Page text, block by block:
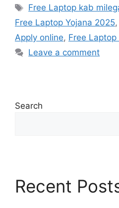
Tags
Free Laptop kab
Free Laptop Yojana 2025,
Apply online, Free Laptop
Leave a comment
Search
Recent